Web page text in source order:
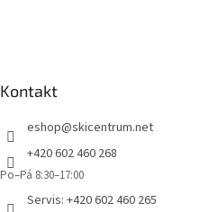
Kontakt
eshop@skicentrum.net
+420 602 460 268
Po–Pá 8:30–17:00
Servis: +420 602 460 265